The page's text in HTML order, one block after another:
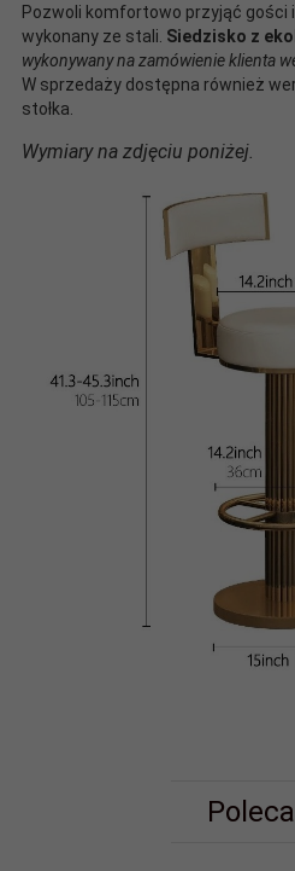
Pozwoli komfortowo przyjąć gości
wykonany ze stali. Siedzisko z
wykonywany na zamówienie klienta
W sprzedaży dostępna również
stołka.
Wymiary na zdjęciu poniżej.